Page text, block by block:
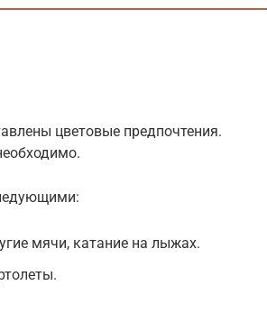
цветовые предпочтения.
мячи, катание на лыжах.